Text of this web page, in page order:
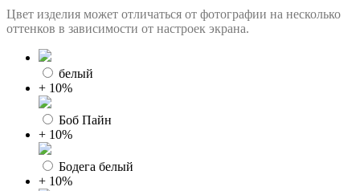
Цвет изделия может отличаться от фотографии на несколько
оттенков в зависимости от настроек экрана.
белый
+ 10%
Боб Пайн
+ 10%
Бодега белый
+ 10%